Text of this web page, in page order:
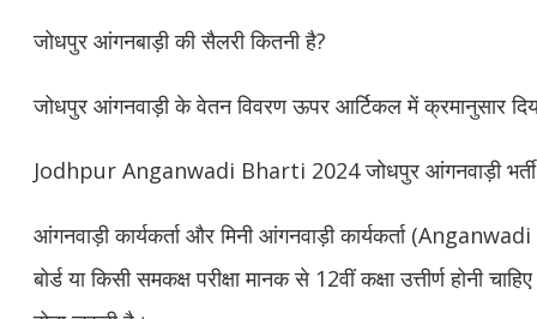
जोधपुर आंगनबाड़ी की सैलरी कितनी है?
जोधपुर आंगनवाड़ी के वेतन विवरण ऊपर आर्टिकल में क्रमानुसार
Jodhpur Anganwadi Bharti 2024 जोधपुर आंगनवाड़ी भर्ती
आंगनवाड़ी कार्यकर्ता और मिनी आंगनवाड़ी कार्यकर्ता
बोर्ड या किसी समकक्ष परीक्षा मानक से 12वीं कक्षा उत्तीर्ण होनी